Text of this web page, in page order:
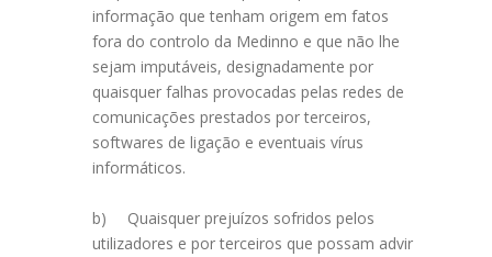
informação que tenham origem em fatos
fora do controlo da Medinno e que não lhe
sejam imputáveis, designadamente por
quaisquer falhas provocadas pelas redes de
comunicações prestados por terceiros,
softwares de ligação e eventuais vírus
informáticos.
b)
Quaisquer prejuízos sofridos pelos
utilizadores e por terceiros que possam advir